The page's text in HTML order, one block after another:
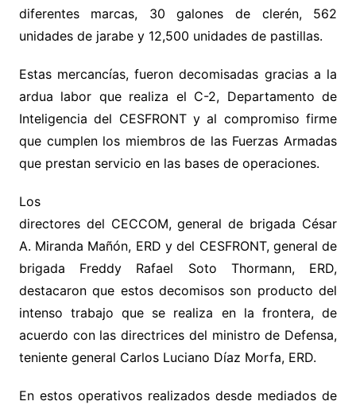
diferentes marcas, 30 galones de clerén, 562
unidades de jarabe y 12,500 unidades de pastillas.
Estas mercancías, fueron decomisadas gracias a la
ardua labor que realiza el C-2, Departamento de
Inteligencia del CESFRONT y al compromiso firme
que cumplen los miembros de las Fuerzas Armadas
que prestan servicio en las bases de operaciones.
Los
directores del CECCOM, general de brigada César
A. Miranda Mañón, ERD y del CESFRONT, general de
brigada Freddy Rafael Soto Thormann, ERD,
destacaron que estos decomisos son producto del
intenso trabajo que se realiza en la frontera, de
acuerdo con las directrices del ministro de Defensa,
teniente general Carlos Luciano Díaz Morfa, ERD.
En estos operativos realizados desde mediados de